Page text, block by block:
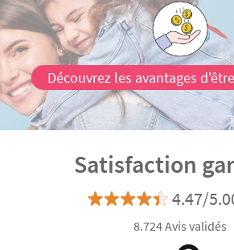
Découvrez les avantages
Satisfaction
4.47/
8.724 Avis validés